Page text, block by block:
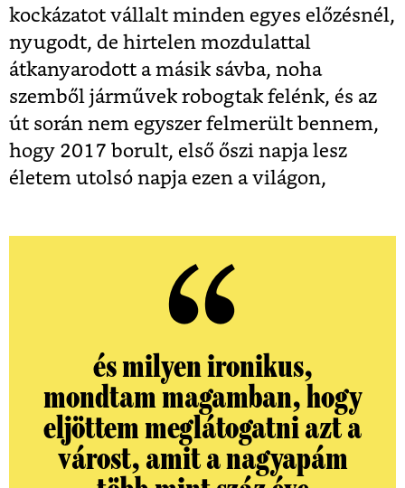
kockázatot vállalt minden egyes előzésnél,
nyugodt, de hirtelen mozdulattal
átkanyarodott a másik sávba, noha
szemből járművek robogtak felénk, és az
út során nem egyszer felmerült bennem,
hogy 2017 borult, első őszi napja lesz
életem utolsó napja ezen a világon,
és milyen ironikus,
mondtam magamban, hogy
eljöttem meglátogatni azt a
várost, amit a nagyapám